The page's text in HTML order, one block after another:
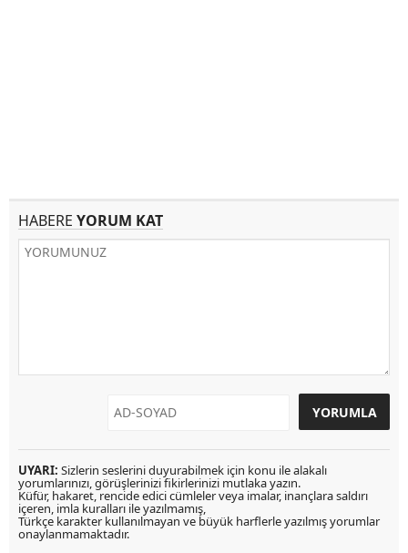
HABERE YORUM KAT
UYARI: Sizlerin seslerini duyurabilmek için konu ile alakalı
yorumlarınızı, görüşlerinizi fikirlerinizi mutlaka yazın.
Küfür, hakaret, rencide edici cümleler veya imalar, inançlara saldırı
içeren, imla kuralları ile yazılmamış,
Türkçe karakter kullanılmayan ve büyük harflerle yazılmış yorumlar
onaylanmamaktadır.